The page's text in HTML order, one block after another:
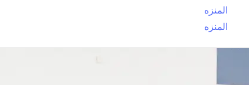
المنزه
المنزه